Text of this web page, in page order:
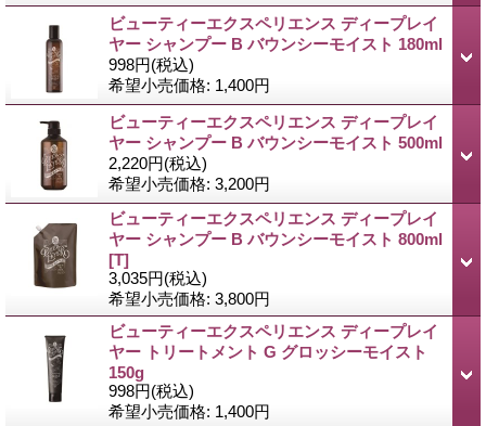
ビューティーエクスペリエンス ディープレイ
ヤー シャンプー B バウンシーモイスト 180ml
998円(税込)
希望小売価格: 1,400円
ビューティーエクスペリエンス ディープレイ
ヤー シャンプー B バウンシーモイスト 500ml
2,220円(税込)
希望小売価格: 3,200円
ビューティーエクスペリエンス ディープレイ
ヤー シャンプー B バウンシーモイスト 800ml
[T]
3,035円(税込)
希望小売価格: 3,800円
ビューティーエクスペリエンス ディープレイ
ヤー トリートメント G グロッシーモイスト
150g
998円(税込)
希望小売価格: 1,400円